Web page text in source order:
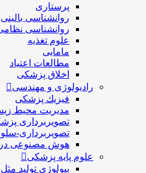
پرستاری
روانشناسی بالینی
روانشناسی
علوم تغذیه
مامایی
مطالعات اعتیاد
اخلاق پزشکی
رادیولوژی و مهندسی
فيزيك پزشکی
مدیریت محیط
تصویربرداری
تصویربرداری-
هوش مصنوعی
علوم پایه پزشکی
بیولوژی تولید مثل